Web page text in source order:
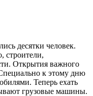
десятки человек.
строители,
Открытия важного
к этому дню
Теперь ехать
грузовые машины.